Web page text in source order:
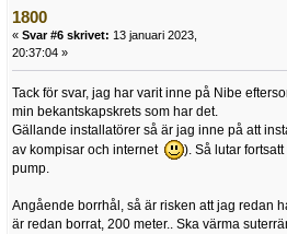
1800
« Svar #6 skrivet: 13 januari 2023,
20:37:04 »
Tack för svar, jag har varit inne på Nibe
min bekantskapskrets som har det.
Gällande installatörer så är jag inne på att
av kompisar och internet
). Så lutar
pump.
Angående borrhål, så är risken att jag redan
är redan borrat, 200 meter.. Ska värma